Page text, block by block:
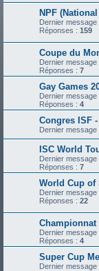
NPF
Dernier message
Réponses : 159
Coupe du
Dernier message
Réponses : 7
Gay Games
Dernier message
Réponses : 4
Congres ISF
Dernier message
ISC World
Dernier message
Réponses : 7
World Cup of
Dernier message
Réponses : 22
Championnat
Dernier message
Réponses : 4
Super Cup
Dernier message